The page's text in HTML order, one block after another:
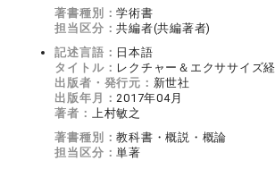
著書種別：学術書
担当区分：共編者(共編著者)
記述言語： 日本語
タイトル： レクチャー＆エクササイズ
出版者・発行元： 新世社
出版年月：2017年04月
著者： 上村敏之
著書種別：教科書・概説・概論
担当区分：単著